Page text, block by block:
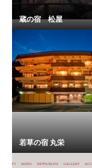
蔵の宿 松屋
若草の宿 丸栄